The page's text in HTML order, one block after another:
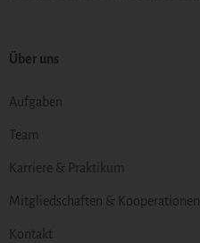
Über uns
Aufgaben
Team
Karriere & Praktikum
Mitgliedschaften & Kooperationen
Kontakt